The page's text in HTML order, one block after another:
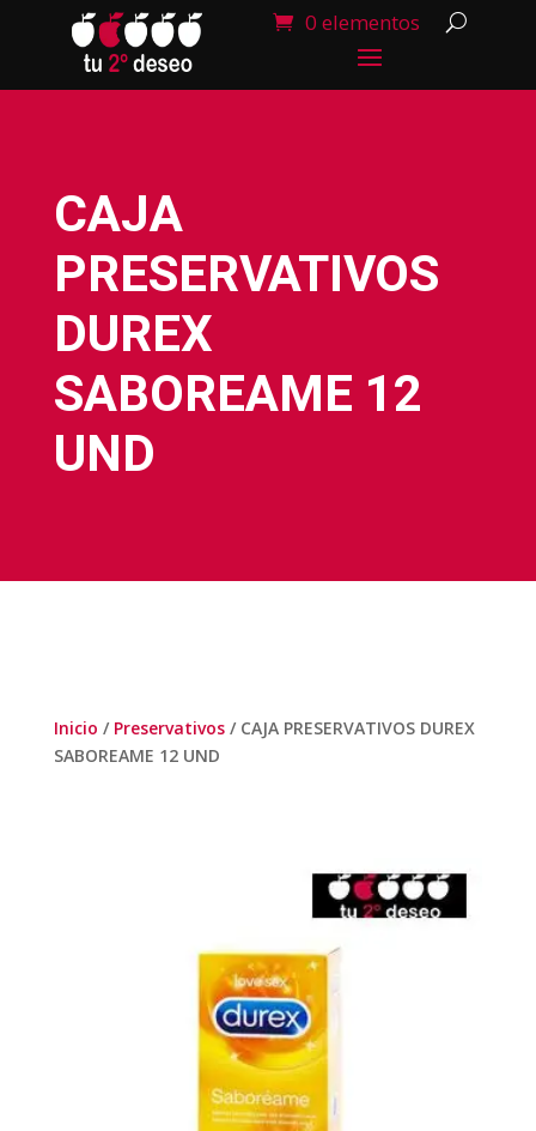
0 elementos
CAJA
PRESERVATIVOS
DUREX
SABOREAME 12
UND
Inicio / Preservativos/ CAJA PRESERVATIVOS DUREX
SABOREAME 12 UND